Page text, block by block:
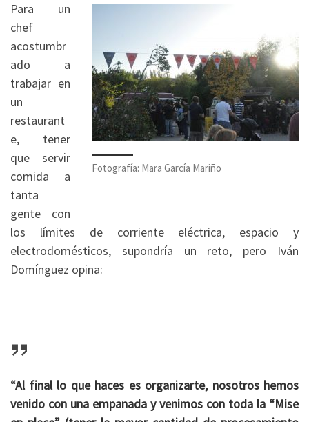
Fotografía: Mara García Mariño
Para un
chef
acostumbr
ado a
trabajar en
un
restaurant
e, tener
que servir
comida a
tanta
gente con
los límites de corriente eléctrica, espacio y
electrodomésticos, supondría un reto, pero Iván
Domínguez opina:
“Al final lo que haces es organizarte, nosotros hemos
venido con una empanada y venimos con toda la “Mise